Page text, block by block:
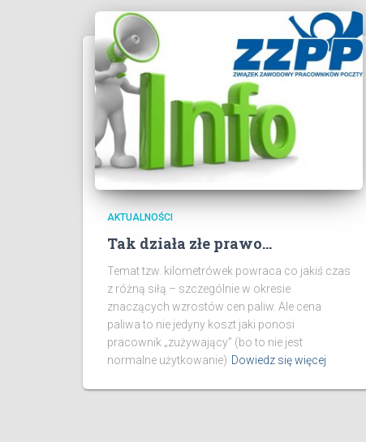
AKTUALNOŚCI
Tak działa złe prawo…
Temat tzw. kilometrówek powraca co jakiś czas
z różną siłą – szczególnie w okresie
znaczących wzrostów cen paliw. Ale cena
paliwa to nie jedyny koszt jaki ponosi
pracownik „zużywający” (bo to nie jest
normalne użytkowanie) Dowiedz się więcej